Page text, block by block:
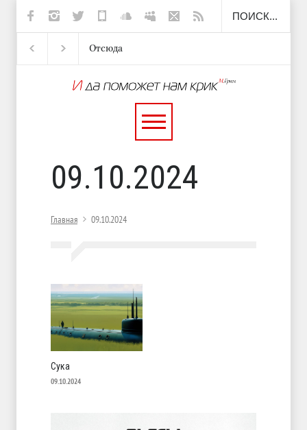
Отсюда
09.10.2024
Главная 09.10.2024
Сука
09.10.2024